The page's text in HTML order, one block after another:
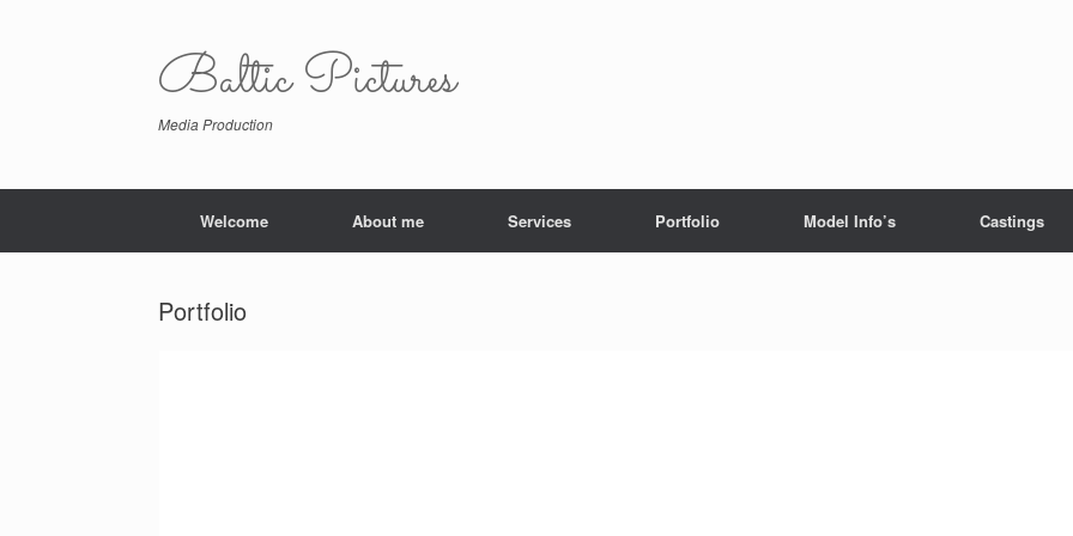
Baltic Pictures
Media Production
Welcome About me Services Portfolio Model Info’s Castings
Portfolio